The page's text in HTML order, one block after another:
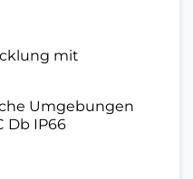
mit
Umgebungen
Db IP66